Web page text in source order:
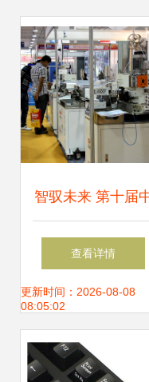
伐
智驭未来 第十届
国机械装备博览会
直击——龙腾重型
机械发布第三代AI
查看详情
更新时间：2026-08-08
08:05:02